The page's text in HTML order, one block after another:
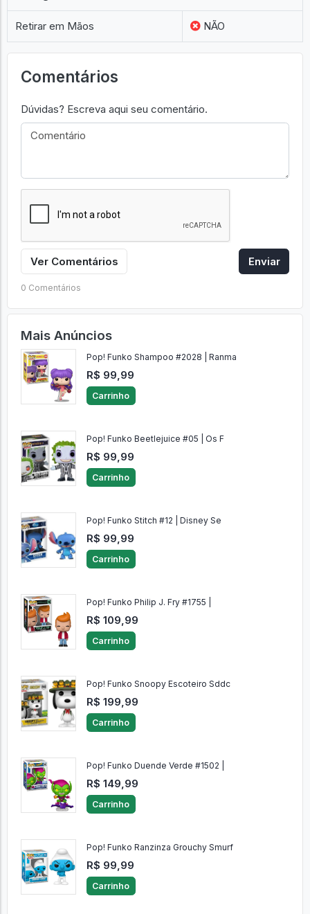
Retirar em Mãos NÃO
Comentários
Dúvidas? Escreva aqui seu comentário.
Ver Comentários Enviar
0 Comentários
Mais Anúncios
Pop! Funko Shampoo #2028 | Ranma
R$ 99,99
Carrinho
Pop! Funko Beetlejuice #05 | Os F
R$ 99,99
Carrinho
Pop! Funko Stitch #12 | Disney Se
R$ 99,99
Carrinho
Pop! Funko Philip J. Fry #1755 |
R$ 109,99
Carrinho
Pop! Funko Snoopy Escoteiro Sddc
R$ 199,99
Carrinho
Pop! Funko Duende Verde #1502 |
R$ 149,99
Carrinho
Pop! Funko Ranzinza Grouchy Smurf
R$ 99,99
Carrinho